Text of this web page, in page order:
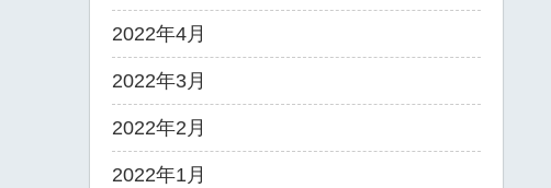
2022年4月
2022年3月
2022年2月
2022年1月